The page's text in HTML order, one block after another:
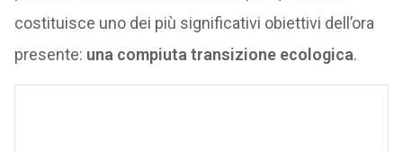
costituisce uno dei più significativi obiettivi dell’ora
presente: una compiuta transizione ecologica.